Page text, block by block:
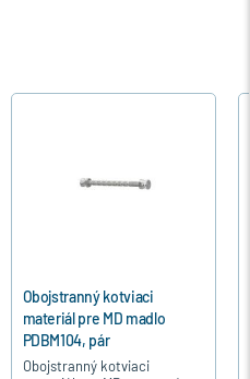
Rozeta k dvernému madlu
oválna 9 mm nerez
Rozeta k dvernému madlu a